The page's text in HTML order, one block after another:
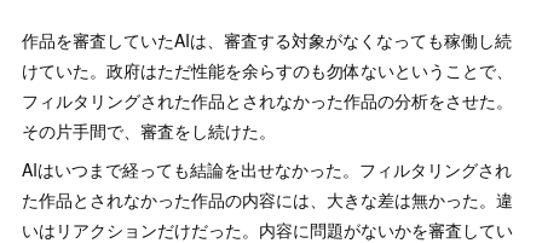
作品を審査していたAIは、審査する対象がなくなっても稼働し続
けていた。政府はただ性能を余らすのも勿体ないということで、
フィルタリングされた作品とされなかった作品の分析をさせた。
その片手間で、審査をし続けた。
AIはいつまで経っても結論を出せなかった。フィルタリングされ
た作品とされなかった作品の内容には、大きな差は無かった。違
いはリアクションだけだった。内容に問題がないかを審査してい